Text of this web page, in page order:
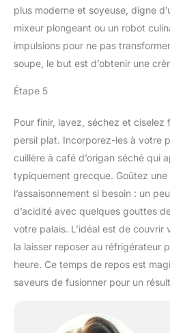
plus moderne et soyeuse, digne
mixeur plongeant ou un robot
impulsions pour ne pas
soupe, le but est d’obtenir une
Étape 5
Pour finir, lavez, séchez et ciselez
persil plat. Incorporez-les à votre
cuillère à café d’origan séché qui
typiquement grecque. Goûtez
l’assaisonnement si besoin : un
d’acidité avec quelques gouttes
votre palais. L’idéal est de
la laisser reposer au réfrigérateur
heure. Ce temps de repos est
saveurs de fusionner pour un